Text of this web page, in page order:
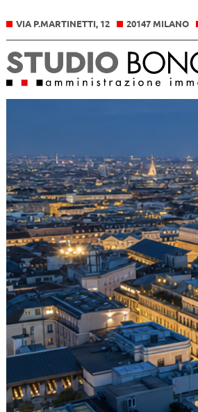
VIA P.MARTINETTI, 12 20147 MILANO